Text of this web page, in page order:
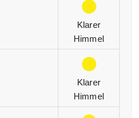
Klarer
Himmel
Klarer
Himmel